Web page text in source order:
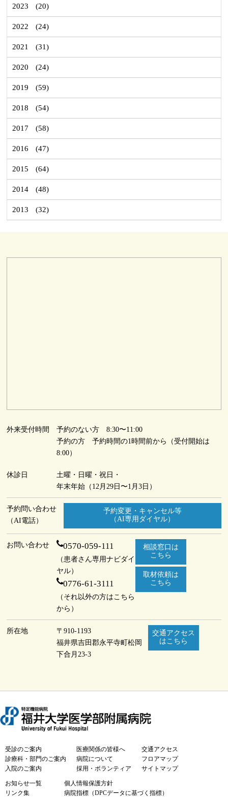
2023 (20)
2022 (24)
2021 (31)
2020 (24)
2019 (59)
2018 (54)
2017 (58)
2016 (47)
2015 (64)
2014 (48)
2013 (32)
外来受付時間
予約のない方 8:30〜11:00
予約の方 予約時間の1時間前から（受付開始は
8:00）
休診日
土曜・日曜・祝日・
年末年始（12月29日〜1月3日）
予約問い合わせ
（AI電話）
予約変更・キャンセル等
（AI専用ダイヤル）
お問い合わせ 0570-059-111
（患者さん専用ナビダイ
ヤル）
0776-61-3111
（それ以外の方はこちら
から）
相談窓口は
こちら
取材依頼は
こちら
所在地
〒910-1193
福井県吉田郡永平寺町松岡
下合月23-3
交通アクセス
はこちら
受診のご案内
診療科・部門のご案内
入院のご案内
医療関係の皆様へ
病院について
採用・ボランティア
交通アクセス
フロアマップ
サイトマップ
お知らせ一覧
リンク集
個人情報保護方針
病院指標（DPCデータに基づく指標）